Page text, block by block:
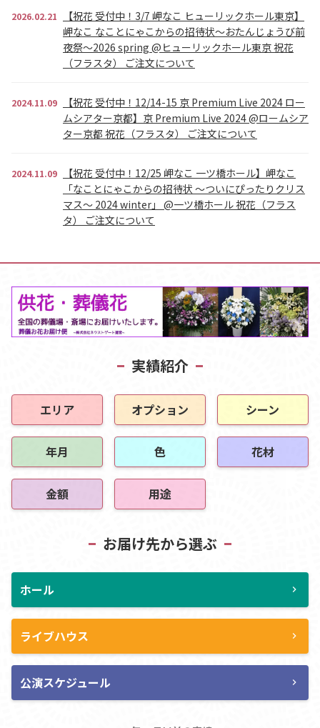
2026.02.21
【祝花 受付中！3/7 岬なこ ヒューリックホール東京】
岬なこ なことにゃこからの招待状～おたんじょうび前
夜祭～2026 spring @ヒューリックホール東京 祝花
（フラスタ） ご注文について
2024.11.09
【祝花 受付中！12/14-15 京 Premium Live 2024 ロー
ムシアター京都】京 Premium Live 2024 @ロームシア
ター京都 祝花（フラスタ） ご注文について
2024.11.09
【祝花 受付中！12/25 岬なこ 一ツ橋ホール】岬なこ
「なことにゃこからの招待状 ～ついにぴったりクリス
マス～ 2024 winter」 @一ツ橋ホール 祝花（フラス
タ） ご注文について
実績紹介
エリア オプション シーン
年月 色 花材
金額 用途
お届け先から選ぶ
ホール chevron_right
ライブハウス chevron_right
公演スケジュール chevron_right